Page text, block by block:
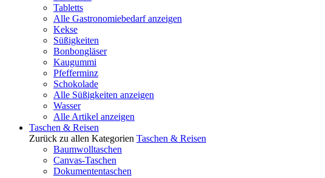
Tabletts
Alle Gastronomiebedarf anzeigen
Kekse
Süßigkeiten
Bonbongläser
Kaugummi
Pfefferminz
Schokolade
Alle Süßigkeiten anzeigen
Wasser
Alle Artikel anzeigen
Taschen & Reisen
Zurück zu allen Kategorien Taschen & Reisen
Baumwolltaschen
Canvas-Taschen
Dokumententaschen